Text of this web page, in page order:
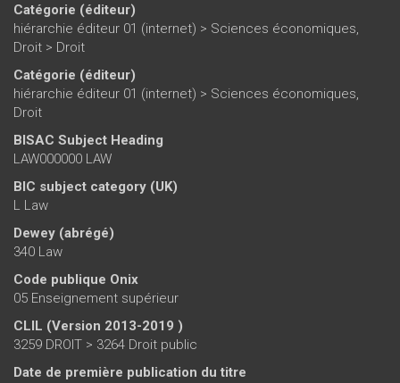
Catégorie (éditeur)
hiérarchie éditeur 01 (internet) > Sciences économiques,
Droit > Droit
Catégorie (éditeur)
hiérarchie éditeur 01 (internet) > Sciences économiques,
Droit
BISAC Subject Heading
LAW000000 LAW
BIC subject category (UK)
L Law
Dewey (abrégé)
340 Law
Code publique Onix
05 Enseignement supérieur
CLIL (Version 2013-2019 )
3259 DROIT > 3264 Droit public
Date de première publication du titre